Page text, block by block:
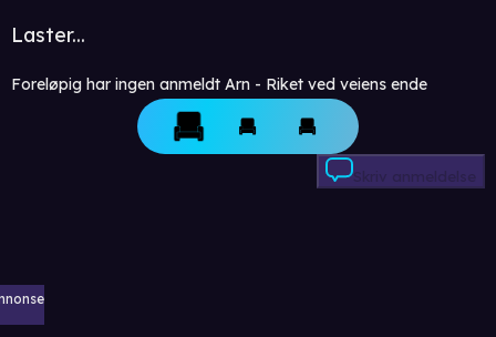
Laster...
Foreløpig har ingen anmeldt Arn - Riket ved veiens ende
Skriv anmeldelse